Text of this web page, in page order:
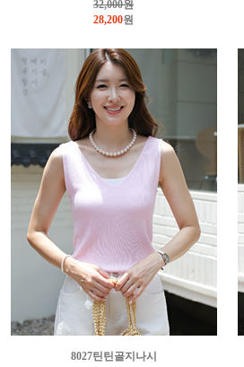
32,000원
28,200원
8027틴틴골지나시